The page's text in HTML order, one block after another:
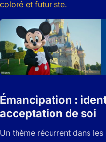
Émancipation :
acceptation de soi
Un thème récurrent dans